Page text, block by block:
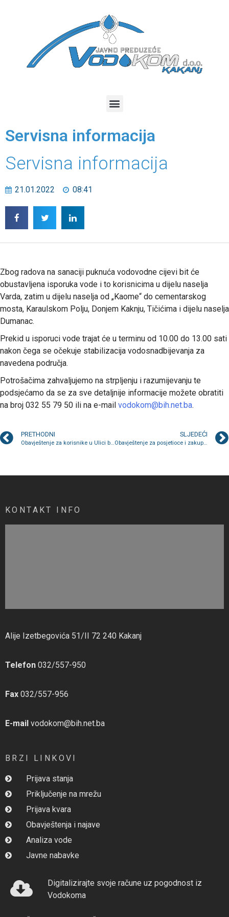
Servisna informacija
Servisna informacija
21.01.2022 08:41
Zbog radova na sanaciji puknuća vodovodne cijevi bit će
obustavljena isporuka vode i to korisnicima u dijelu naselja
Varda, zatim u dijelu naselja od „Kaome“ do cementarskog
mosta, Karaulskom Polju, Donjem Kaknju, Tičićima i dijelu naselja
Dumanac.
Prekid u isporuci vode trajat će u terminu od 10.00 do 13.00 sati
nakon čega se očekuje stabilizacija vodosnadbijevanja za
navedena područja.
Potrošačima zahvaljujemo na strpljenju i razumijevanju te
podsjećamo da se za sve detaljnije informacije možete obratiti
na broj 032 55 79 50 ili na e-mail vodokom@bih.net.ba.
PRETHODNI
Obavještenje za korisnike u Ulici branilaca
SLJEDEĆI
Obavještenje za posjetioce i zakupce na zelenoj i robnoj pijaci
KONTAKT INFO
Alije Izetbegovića 51/II 72 240 Kakanj
Telefon 032/557-950
Fax 032/557-956
E-mail vodokom@bih.net.ba
BRZI LINKOVI
Prijava stanja
Priključenje na mrežu
Prijava kvara
Obavještenja i najave
Analiza vode
Javne nabavke
Digitalizirajte svoje račune uz pogodnost iz
Vodokoma